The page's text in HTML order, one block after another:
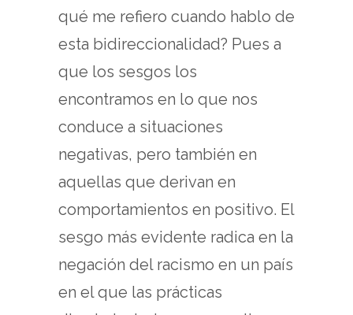
qué me refiero cuando hablo de
esta bidireccionalidad? Pues a
que los sesgos los
encontramos en lo que nos
conduce a situaciones
negativas, pero también en
aquellas que derivan en
comportamientos en positivo. El
sesgo más evidente radica en la
negación del racismo en un país
en el que las prácticas